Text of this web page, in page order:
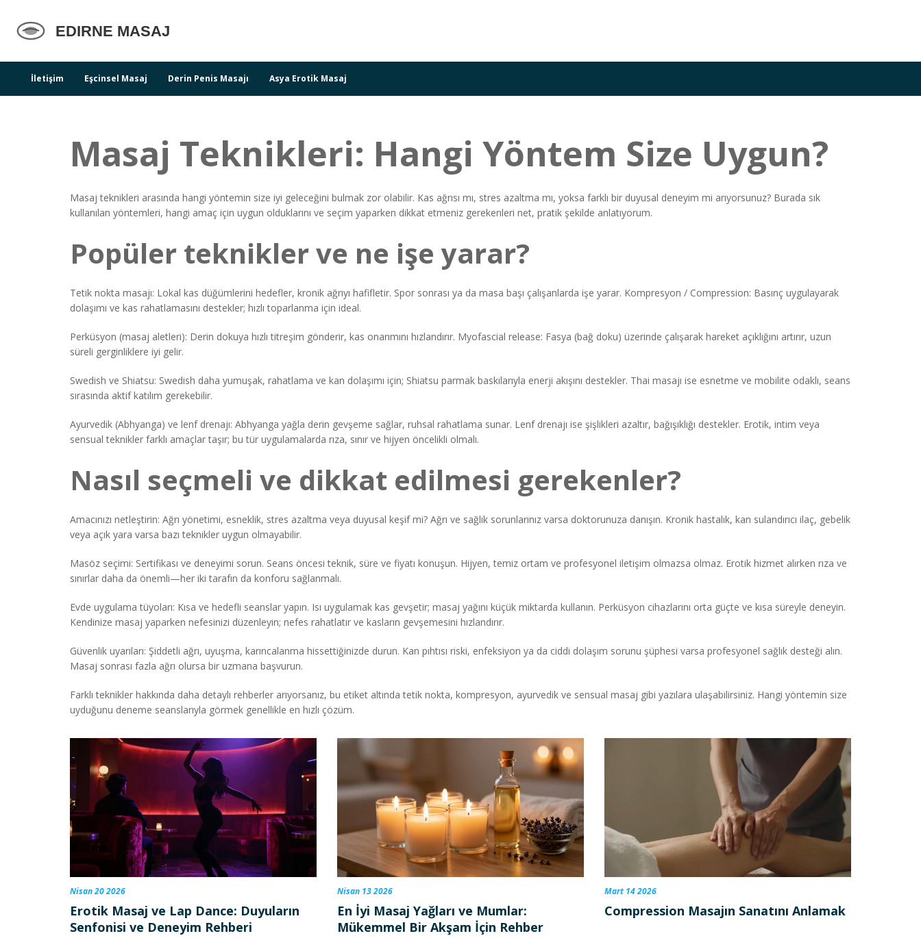
İletişim Eşcinsel Masaj Derin Penis Masajı Asya Erotik Masaj
Masaj Teknikleri: Hangi Yöntem Size Uygun?
Masaj teknikleri arasında hangi yöntemin size iyi geleceğini bulmak zor olabilir. Kas ağrısı mı, stres azaltma mı, yoksa farklı bir duyusal deneyim mi arıyorsunuz? Burada sık
kullanılan yöntemleri, hangi amaç için uygun olduklarını ve seçim yaparken dikkat etmeniz gerekenleri net, pratik şekilde anlatıyorum.
Popüler teknikler ve ne işe yarar?
Tetik nokta masajı: Lokal kas düğümlerini hedefler, kronik ağrıyı hafifletir. Spor sonrası ya da masa başı çalışanlarda işe yarar. Kompresyon / Compression: Basınç uygulayarak
dolaşımı ve kas rahatlamasını destekler; hızlı toparlanma için ideal.
Perküsyon (masaj aletleri): Derin dokuya hızlı titreşim gönderir, kas onarımını hızlandırır. Myofascial release: Fasya (bağ doku) üzerinde çalışarak hareket açıklığını artırır, uzun
süreli gerginliklere iyi gelir.
Swedish ve Shiatsu: Swedish daha yumuşak, rahatlama ve kan dolaşımı için; Shiatsu parmak baskılarıyla enerji akışını destekler. Thai masajı ise esnetme ve mobilite odaklı, seans
sırasında aktif katılım gerekebilir.
Ayurvedik (Abhyanga) ve lenf drenajı: Abhyanga yağla derin gevşeme sağlar, ruhsal rahatlama sunar. Lenf drenajı ise şişlikleri azaltır, bağışıklığı destekler. Erotik, intim veya
sensual teknikler farklı amaçlar taşır; bu tür uygulamalarda rıza, sınır ve hijyen öncelikli olmalı.
Nasıl seçmeli ve dikkat edilmesi gerekenler?
Amacınızı netleştirin: Ağrı yönetimi, esneklik, stres azaltma veya duyusal keşif mi? Ağrı ve sağlık sorunlarınız varsa doktorunuza danışın. Kronik hastalık, kan sulandırıcı ilaç, gebelik
veya açık yara varsa bazı teknikler uygun olmayabilir.
Masöz seçimi: Sertifikası ve deneyimi sorun. Seans öncesi teknik, süre ve fiyatı konuşun. Hijyen, temiz ortam ve profesyonel iletişim olmazsa olmaz. Erotik hizmet alırken rıza ve
sınırlar daha da önemli—her iki tarafın da konforu sağlanmalı.
Evde uygulama tüyoları: Kısa ve hedefli seanslar yapın. Isı uygulamak kas gevşetir; masaj yağını küçük miktarda kullanın. Perküsyon cihazlarını orta güçte ve kısa süreyle deneyin.
Kendinize masaj yaparken nefesinizi düzenleyin; nefes rahatlatır ve kasların gevşemesini hızlandırır.
Güvenlik uyarıları: Şiddetli ağrı, uyuşma, karıncalanma hissettiğinizde durun. Kan pıhtısı riski, enfeksiyon ya da ciddi dolaşım sorunu şüphesi varsa profesyonel sağlık desteği alın.
Masaj sonrası fazla ağrı olursa bir uzmana başvurun.
Farklı teknikler hakkında daha detaylı rehberler arıyorsanız, bu etiket altında tetik nokta, kompresyon, ayurvedik ve sensual masaj gibi yazılara ulaşabilirsiniz. Hangi yöntemin size
uyduğunu deneme seanslarıyla görmek genellikle en hızlı çözüm.
Nisan 20 2026
Erotik Masaj ve Lap Dance: Duyuların
Senfonisi ve Deneyim Rehberi
Nisan 13 2026
En İyi Masaj Yağları ve Mumlar:
Mükemmel Bir Akşam İçin Rehber
Mart 14 2026
Compression Masajın Sanatını Anlamak